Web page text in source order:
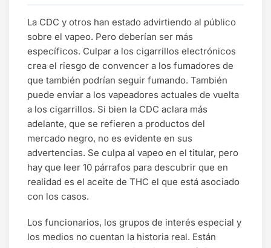
La CDC y otros han estado advirtiendo al público
sobre el vapeo. Pero deberían ser más
específicos. Culpar a los cigarrillos electrónicos
crea el riesgo de convencer a los fumadores de
que también podrían seguir fumando. También
puede enviar a los vapeadores actuales de vuelta
a los cigarrillos. Si bien la CDC aclara más
adelante, que se refieren a productos del
mercado negro, no es evidente en sus
advertencias. Se culpa al vapeo en el titular, pero
hay que leer 10 párrafos para descubrir que en
realidad es el aceite de THC el que está asociado
con los casos.
Los funcionarios, los grupos de interés especial y
los medios no cuentan la historia real. Están